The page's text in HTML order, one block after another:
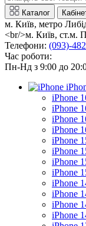
Каталог
м. Київ, метро
<br/>м. Київ, ст.м.
Телефони: (093)-
Час роботи:
Пн-Нд з 9:00 до
iPhone
iPhone
iPhone
iPhone
iPhone
iPhone
iPhone
iPhone
iPhone
iPhone
iPhone
iPhone